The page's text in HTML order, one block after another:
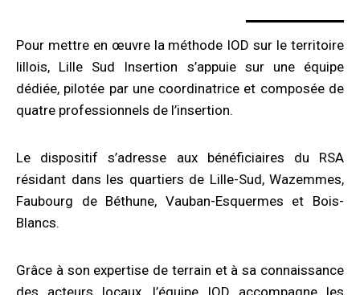
Pour mettre en œuvre la méthode IOD sur le territoire
lillois, Lille Sud Insertion s’appuie sur une équipe
dédiée, pilotée par une coordinatrice et composée de
quatre professionnels de l’insertion.
Le dispositif s’adresse aux bénéficiaires du RSA
résidant dans les quartiers de Lille-Sud, Wazemmes,
Faubourg de Béthune, Vauban-Esquermes et Bois-
Blancs.
Grâce à son expertise de terrain et à sa connaissance